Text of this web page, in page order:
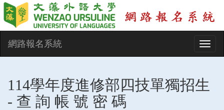
網路報名系統
114學年度進修部四技單獨招生
- 查 詢 帳 號 密 碼